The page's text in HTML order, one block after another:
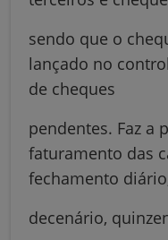
sendo que o
lançado no
de cheques
pendentes. Faz a
faturamento das
fechamento
decenário,